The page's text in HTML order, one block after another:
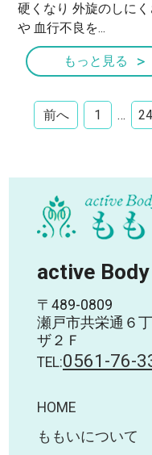
硬くなり 外旋のしにく
や 血行不良を...
もっと見る
前へ 1 … 24
active
〒489-0809
瀬戸市共栄通６
ザ２Ｆ
TEL:0561-76-
HOME
ももいについて